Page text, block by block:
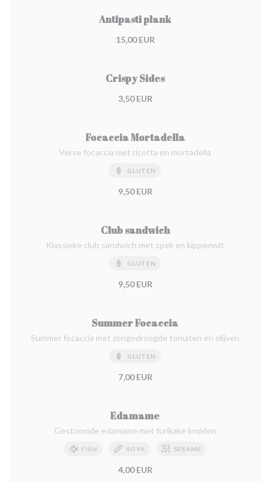
Antipasti plank
15,00 EUR
Crispy Sides
3,50 EUR
Focaccia Mortadella
Verse focaccia met ricotta en mortadella
GLUTEN
9,50 EUR
Club sandwich
Klassieke club sandwich met spek en kippenwit
GLUTEN
9,50 EUR
Summer Focaccia
Summer focaccia met zongedroogde tomaten en olijven
GLUTEN
7,00 EUR
Edamame
Gestoomde edamame met furikake kruiden
FISH SOYA SESAME
4,00 EUR